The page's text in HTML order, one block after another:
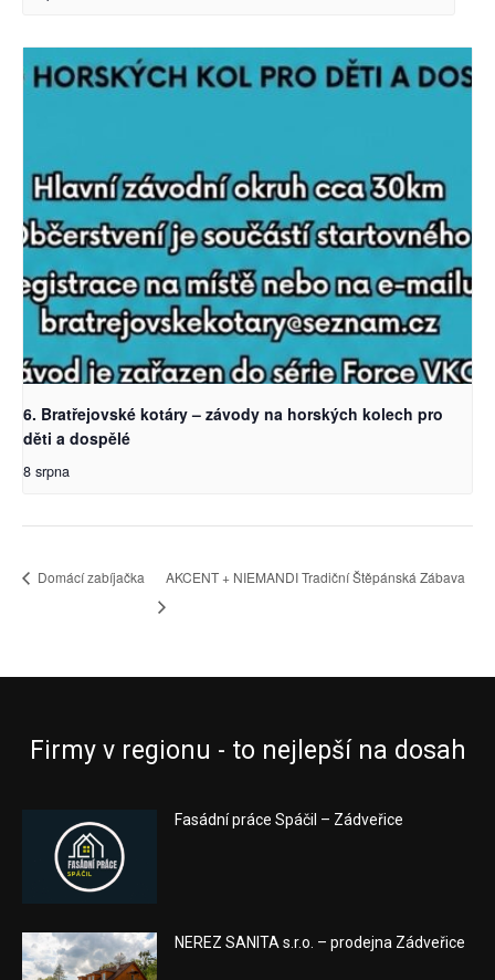
6. Bratřejovské kotáry – závody na horských kolech pro
děti a dospělé
8 srpna
Domácí zabíjačka AKCENT + NIEMANDI Tradiční Štěpánská Zábava
Firmy v regionu - to nejlepší na dosah
Fasádní práce Spáčil – Zádveřice
NEREZ SANITA s.r.o. – prodejna Zádveřice